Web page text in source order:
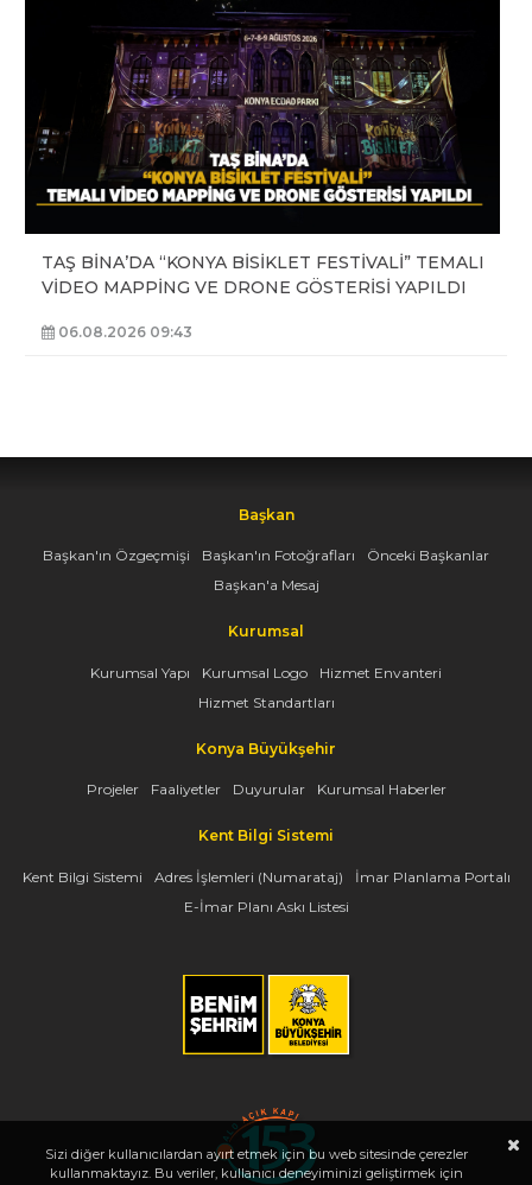
TAŞ BİNA’DA “KONYA BİSİKLET FESTİVALİ” TEMALI
VİDEO MAPPİNG VE DRONE GÖSTERİSİ YAPILDI
06.08.2026 09:43
Başkan
Başkan'ın Özgeçmişi Başkan'ın Fotoğrafları
Önceki Başkanlar
Başkan'a Mesaj
Kurumsal
Kurumsal Yapı Kurumsal Logo
Hizmet Envanteri
Hizmet Standartları
Konya Büyükşehir
Projeler Faaliyetler Duyurular Kurumsal Haberler
Kent Bilgi Sistemi
Kent Bilgi Sistemi Adres İşlemleri (Numarataj)
İmar Planlama Portalı
E-İmar Planı Askı Listesi
Sizi diğer kullanıcılardan ayırt etmek için bu web sitesinde çerezler
kullanmaktayız. Bu veriler, kullanıcı deneyiminizi geliştirmek için